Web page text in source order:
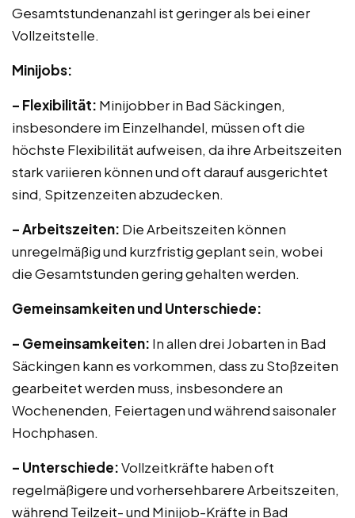
Gesamtstundenanzahl ist geringer als bei einer
Vollzeitstelle.
Minijobs:
– Flexibilität: Minijobber in Bad Säckingen,
insbesondere im Einzelhandel, müssen oft die
höchste Flexibilität aufweisen, da ihre Arbeitszeiten
stark variieren können und oft darauf ausgerichtet
sind, Spitzenzeiten abzudecken.
– Arbeitszeiten: Die Arbeitszeiten können
unregelmäßig und kurzfristig geplant sein, wobei
die Gesamtstunden gering gehalten werden.
Gemeinsamkeiten und Unterschiede:
– Gemeinsamkeiten: In allen drei Jobarten in Bad
Säckingen kann es vorkommen, dass zu Stoßzeiten
gearbeitet werden muss, insbesondere an
Wochenenden, Feiertagen und während saisonaler
Hochphasen.
– Unterschiede:Vollzeitkräfte haben oft
regelmäßigere und vorhersehbarere Arbeitszeiten,
während Teilzeit- und Minijob-Kräfte in Bad